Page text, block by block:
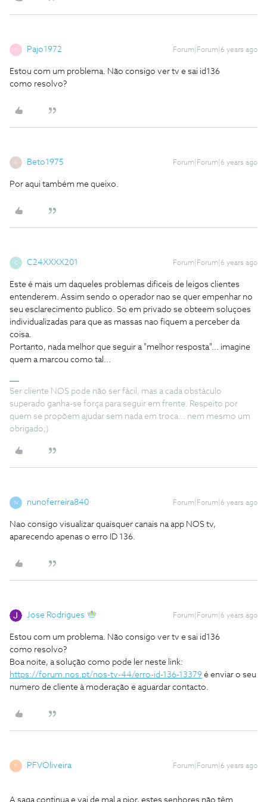
Pajo1972 Forum|Forum|6 years ago
Estou com um problema. Não consigo ver tv e sai id136
como resolvo?
Beto1975 Forum|Forum|6 years ago
Por aqui também me queixo.
C C24XXXX201 Forum|Forum|6 years ago
Este é mais um daqueles problemas dificeis de leigos clientes
entenderem. Assim sendo o operador nao se quer empenhar no
seu esclarecimento publico. So em privado se obteem soluçoes
individualizadas para que as massas nao fiquem a perceber da
coisa.
Portanto, nada melhor que seguir a "melhor resposta"... imagine
quem a marcou como tal...
Ser cliente NOS pode não ser fácil, mas a cada obstáculo
superado ganha-se força para seguir em frente. Respeito por
quem se propõem ajudar sem nada em troca... nem mesmo um
obrigado;)
N nunoferreira840 Forum|Forum|6 years ago
Nao consigo visualizar quaisquer canais na app NOS tv,
aparecendo apenas o erro ID 136.
Jose Rodrigues Forum|Forum|6 years ago
Estou com um problema. Não consigo ver tv e sai id136
como resolvo?
Boa noite, a solução como pode ler neste link:
https://forum.nos.pt/nos-tv-44/erro-id-136-13379 é enviar o seu
numero de cliente à moderação e aguardar contacto.
P PFVOliveira Forum|Forum|6 years ago
A saga continua e vai de mal a pior, estes senhores não têm